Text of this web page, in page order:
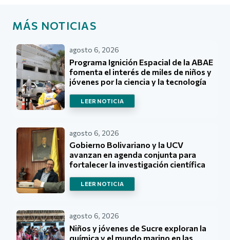
MÁS NOTICIAS
agosto 6, 2026
Programa Ignición Espacial de la ABAE
fomenta el interés de miles de niños y
jóvenes por la ciencia y la tecnología
LEER NOTICIA
agosto 6, 2026
Gobierno Bolivariano y la UCV
avanzan en agenda conjunta para
fortalecer la investigación científica
LEER NOTICIA
agosto 6, 2026
Niños y jóvenes de Sucre exploran la
química y el mundo marino en las